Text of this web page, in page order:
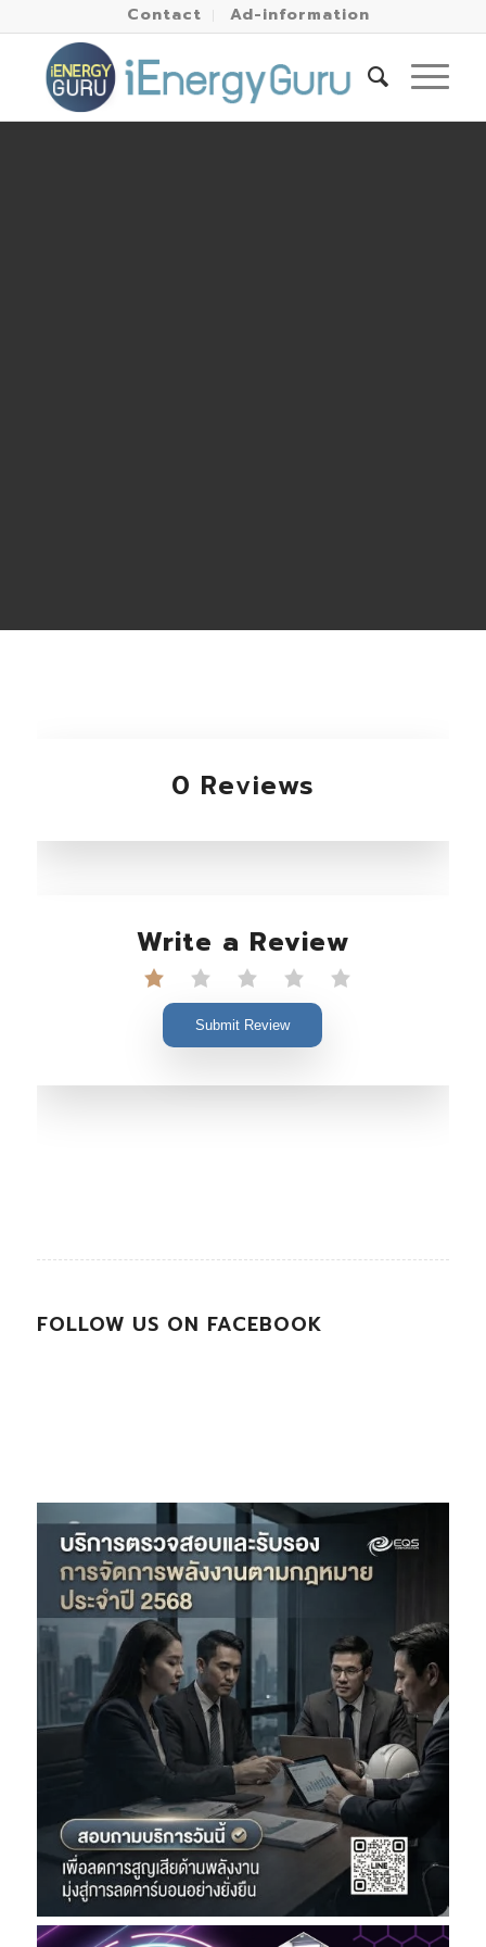
Contact Ad-information
0 Reviews
Write a Review
Submit Review
FOLLOW US ON FACEBOOK